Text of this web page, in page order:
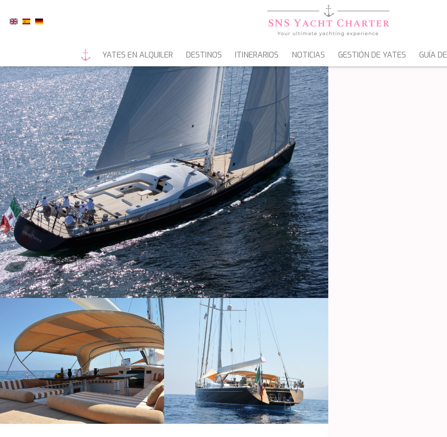
YATES EN ALQUILER
YATES A MOTOR VELEROS GOLETAS & MOTOVELEROS
DESTINOS ITINERARIOS NOTICIAS GESTIÓN DE YATES GUÍA
Modificar cookies
Técnicas y funcionales
Este sitio web utiliza Cookies propias para recopilar información con la finalidad de
mejorar nuestros servicios. Si continua navegando, supone la aceptación de la
instalación de las mismas. El usuario tiene la posibilidad de configurar su
pudiendo, si así lo desea, impedir que sean instaladas en su disco duro, aunque
deberá tener en cuenta que dicha acción podrá ocasionar dificultades de